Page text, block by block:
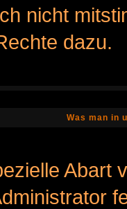
nicht
dazu.
Was man in
Abart